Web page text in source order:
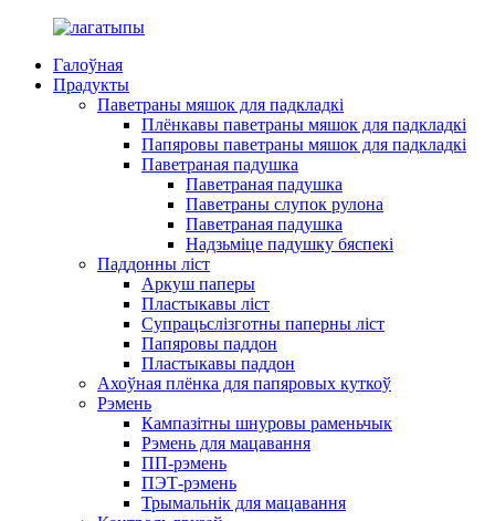
Галоўная
Прадукты
Паветраны мяшок для падкладкі
Плёнкавы паветраны мяшок для падкладкі
Папяровы паветраны мяшок для падкладкі
Паветраная падушка
Паветраная падушка
Паветраны слупок рулона
Паветраная падушка
Надзьміце падушку бяспекі
Паддонны ліст
Аркуш паперы
Пластыкавы ліст
Супрацьслізготны паперны ліст
Папяровы паддон
Пластыкавы паддон
Ахоўная плёнка для папяровых куткоў
Рэмень
Кампазітны шнуровы раменьчык
Рэмень для мацавання
ПП-рэмень
ПЭТ-рэмень
Трымальнік для мацавання